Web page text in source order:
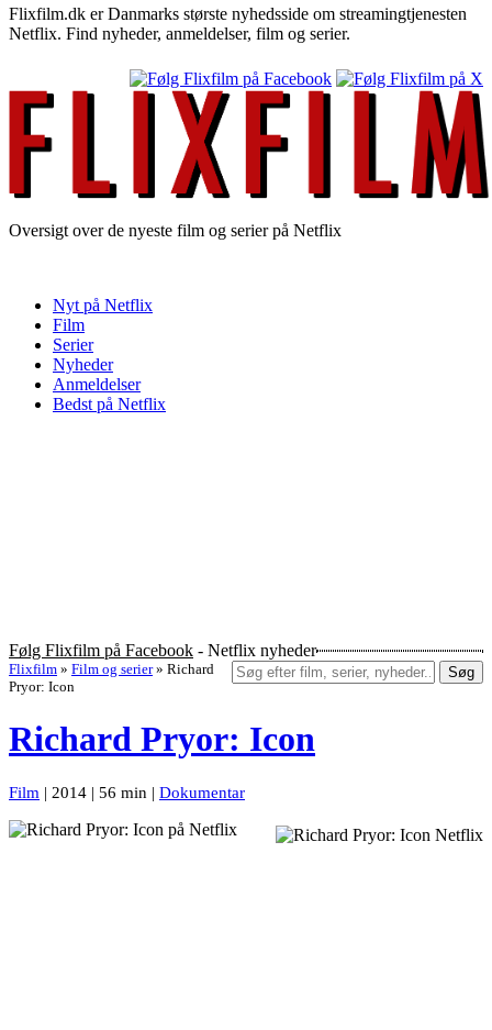
Flixfilm.dk er Danmarks største nyhedsside om streamingtjenesten
Netflix. Find nyheder, anmeldelser, film og serier.
Oversigt over de nyeste film og serier på Netflix
Nyt på Netflix
Film
Serier
Nyheder
Anmeldelser
Bedst på Netflix
Følg Flixfilm på Facebook - Netflix nyheder
Søg
Flixfilm » Film og serier » Richard
Pryor: Icon
Richard Pryor: Icon
Film | 2014 | 56 min | Dokumentar